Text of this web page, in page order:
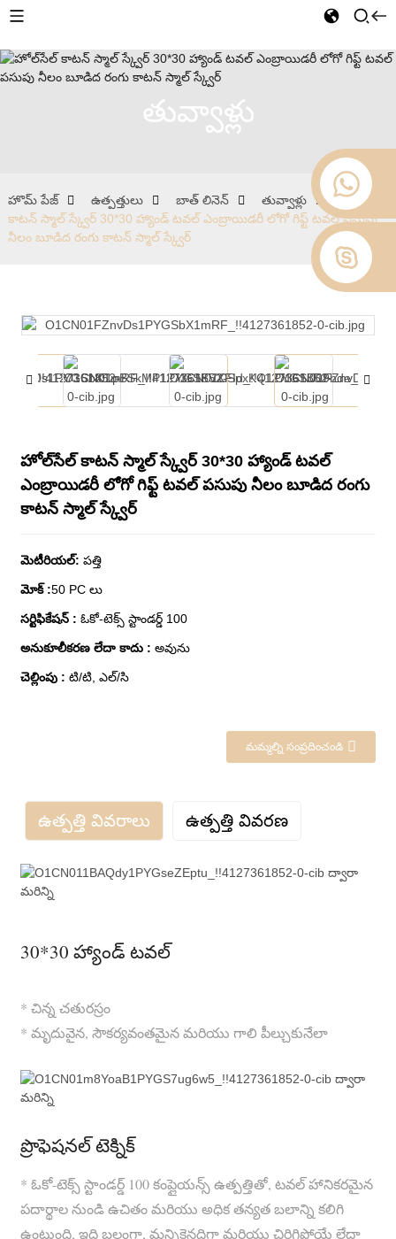
తువ్వాళ్లు
హొమ్ పేజ్ ఉత్పత్తులు బాత్ లినెన్ తువ్వాళ్లు
హోల్‌సేల్
కాటన్ స్మాల్ స్క్వేర్ 30*30 హ్యాండ్ టవల్ ఎంబ్రాయిడరీ లోగో గిఫ్ట్ టవల్ పసుపు
నీలం బూడిద రంగు కాటన్ స్మాల్ స్క్వేర్
హోల్‌సేల్ కాటన్ స్మాల్ స్క్వేర్ 30*30 హ్యాండ్ టవల్
ఎంబ్రాయిడరీ లోగో గిఫ్ట్ టవల్ పసుపు నీలం బూడిద రంగు
కాటన్ స్మాల్ స్క్వేర్
మెటీరియల్: పత్తి
మోక్ :50 PC లు
సర్టిఫికేషన్ : ఓకో-టెక్స్ స్టాండర్డ్ 100
అనుకూలీకరణ లేదా కాదు : అవును
చెల్లింపు : టి/టి, ఎల్/సి
మమ్మల్ని సంప్రదించండి
ఉత్పత్తి వివరాలు ఉత్పత్తి వివరణ
30*30 హ్యాండ్ టవల్
* చిన్న చతురస్రం
* మృదువైన, సౌకర్యవంతమైన మరియు గాలి పీల్చుకునేలా
ప్రొఫెషనల్ టెక్నిక్
* ఓకో-టెక్స్ స్టాండర్డ్ 100 కంప్లైయన్స్ ఉత్పత్తితో, టవల్ హానికరమైన
పదార్థాల నుండి ఉచితం మరియు అధిక తన్యత బలాన్ని కలిగి
ఉంటుంది, ఇది బలంగా, మన్నికైనదిగా మరియు చిరిగిపోయే లేదా